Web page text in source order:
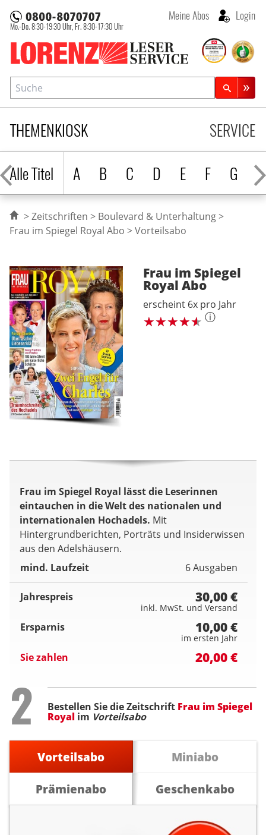
Lorenz Leserservice
Mo.-Do. 8:30-19:30 Uhr, Fr. 8:30-17:30 Uhr
Meine Abos Login
THEMENKIOSK
Alle Titel
A B C D E F G H
SERVICE
Suche
Zeitschriftensuche
Zeitschriften
Boulevard & Unterhaltung
Frau im Spiegel Royal Abo
Vorteilsabo
Frau im Spiegel
Royal Abo
erscheint 6x pro Jahr
ⓘ
Frau im Spiegel Royal lässt die Leserinnen
eintauchen in die Welt des nationalen und
internationalen Hochadels. Mit
Hintergrundberichten, Porträts und Insiderwissen
aus den Adelshäusern.
mind. Laufzeit
6 Ausgaben
Jahrespreis 30,00 €
inkl. MwSt. und Versand
Ersparnis 10,00 €
im ersten Jahr
Sie zahlen 20,00 €
Step
2 Bestellen Sie die Zeitschrift Frau im Spiegel
Royal im Vorteilsabo
Vorteilsabo
Miniabo
Prämienabo
Geschenkabo